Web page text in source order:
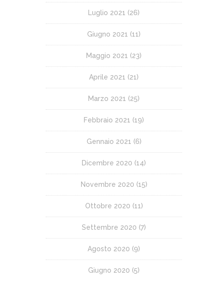
Luglio 2021 (26)
Giugno 2021 (11)
Maggio 2021 (23)
Aprile 2021 (21)
Marzo 2021 (25)
Febbraio 2021 (19)
Gennaio 2021 (6)
Dicembre 2020 (14)
Novembre 2020 (15)
Ottobre 2020 (11)
Settembre 2020 (7)
Agosto 2020 (9)
Giugno 2020 (5)